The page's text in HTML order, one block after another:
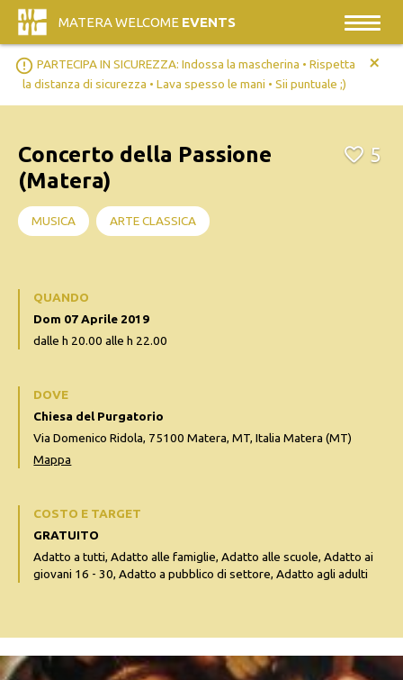
MATERA WELCOME EVENTS
error_outline PARTECIPA IN SICUREZZA: Indossa la mascherina • Rispetta
la distanza di sicurezza • Lava spesso le mani • Sii puntuale ;)
+
Concerto della Passione
(Matera)
5
MUSICA ARTE CLASSICA
QUANDO
Dom 07 Aprile 2019
dalle h 20.00 alle h 22.00
DOVE
Chiesa del Purgatorio
Via Domenico Ridola, 75100 Matera, MT, Italia Matera (MT)
Mappa
COSTO E TARGET
GRATUITO
Adatto a tutti, Adatto alle famiglie, Adatto alle scuole, Adatto ai
giovani 16 - 30, Adatto a pubblico di settore, Adatto agli adulti